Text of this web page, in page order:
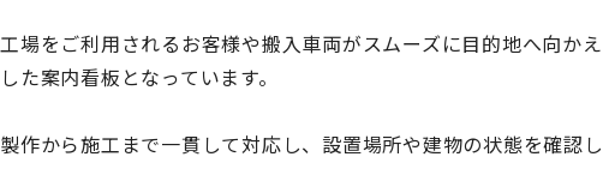
工場をご利用されるお客様や搬入車両がスムーズに目的地へ向か
した案内看板となっています。
製作から施工まで一貫して対応し、設置場所や建物の状態を確認